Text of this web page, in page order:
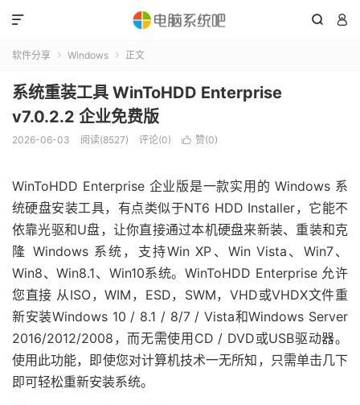
 

软件分享  Windows  正文
系统重装工具 WinToHDD Enterprise
v7.0.2.2 企业免费版
2026-06-03 阅读(8527) 评论(0)  赞(0)
WinToHDD Enterprise 企业版是一款实用的 Windows 系
统硬盘安装工具，有点类似于NT6 HDD Installer，它能不
依靠光驱和U盘，让你直接通过本机硬盘来新装、重装和克
隆 Windows 系统，支持Win XP、Win Vista、Win7、
Win8、Win8.1、Win10系统。WinToHDD Enterprise 允许
您直接 从ISO，WIM，ESD，SWM，VHD或VHDX文件重
新安装Windows 10 / 8.1 / 8/7 / Vista和Windows Server
2016/2012/2008，而无需使用CD / DVD或USB驱动器。
使用此功能，即使您对计算机技术一无所知，只需单击几下
即可轻松重新安装系统。